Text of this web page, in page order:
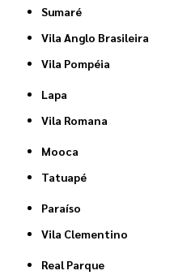
Sumaré
Vila Anglo Brasileira
Vila Pompéia
Lapa
Vila Romana
Mooca
Tatuapé
Paraíso
Vila Clementino
Real Parque